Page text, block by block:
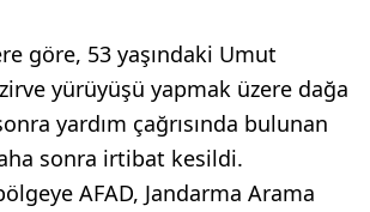
göre, 53 yaşındaki Umut
yürüyüşü yapmak üzere dağa
yardım çağrısında bulunan
sonra irtibat kesildi.
AFAD, Jandarma Arama